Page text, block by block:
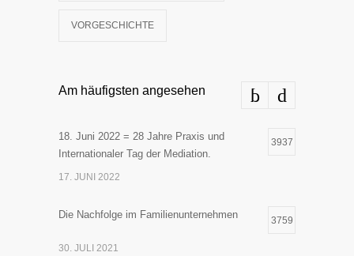
VORGESCHICHTE
Am häufigsten angesehen
18. Juni 2022 = 28 Jahre Praxis und
Internationaler Tag der Mediation.
3937
17. JUNI 2022
Die Nachfolge im Familienunternehmen 3759
30. JULI 2021